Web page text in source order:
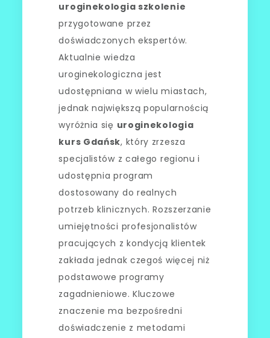
uroginekologia szkolenie
przygotowane przez
doświadczonych ekspertów.
Aktualnie wiedza
uroginekologiczna jest
udostępniana w wielu miastach,
jednak największą popularnością
wyróżnia się uroginekologia
kurs Gdańsk, który zrzesza
specjalistów z całego regionu i
udostępnia program
dostosowany do realnych
potrzeb klinicznych. Rozszerzanie
umiejętności profesjonalistów
pracujących z kondycją klientek
zakłada jednak czegoś więcej niż
podstawowe programy
zagadnieniowe. Kluczowe
znaczenie ma bezpośredni
doświadczenie z metodami